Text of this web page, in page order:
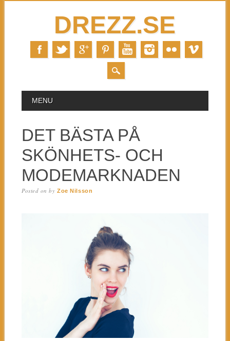
DREZZ.SE
MAIN MENU
MENU
DET BÄSTA PÅ
SKÖNHETS- OCH
MODEMARKNADEN
Posted onbyZoe Nilsson